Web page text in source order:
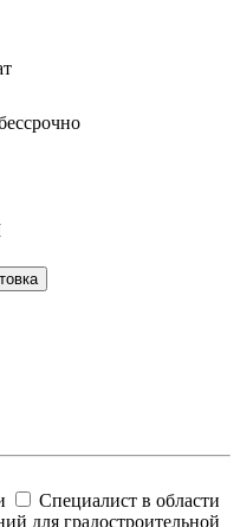
Специалист в области
для градостроительной